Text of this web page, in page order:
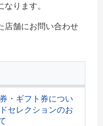
ります。
店舗にお問い合わせ
・ギフト券につい
セレクションのお